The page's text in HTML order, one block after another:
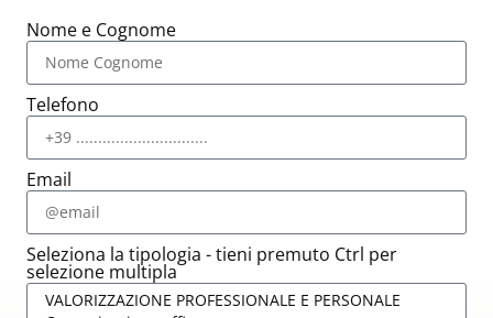
Nome e Cognome
Telefono
Email
Seleziona la tipologia - tieni premuto Ctrl per
selezione multipla